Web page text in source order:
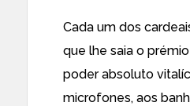
Cada um dos
que lhe saia o
poder absoluto
microfones, aos